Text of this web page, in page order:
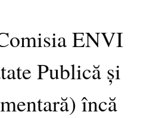
ENVI
Publică și
încă